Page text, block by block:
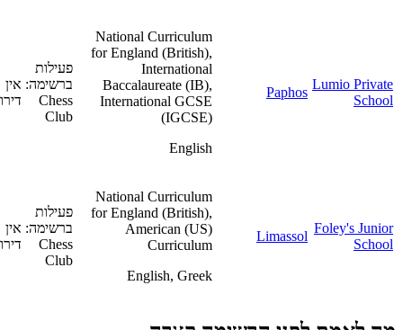
Lumio Private
School
Paphos
National Curriculum
for England (British),
International
Baccalaureate (IB),
International GCSE
(IGCSE)
English
פעילות
ברשימה:
Chess
Club
אין
דירוג
Foley's Junior
School
Limassol
National Curriculum
for England (British),
American (US)
Curriculum
English, Greek
פעילות
ברשימה:
Chess
Club
אין
דירוג